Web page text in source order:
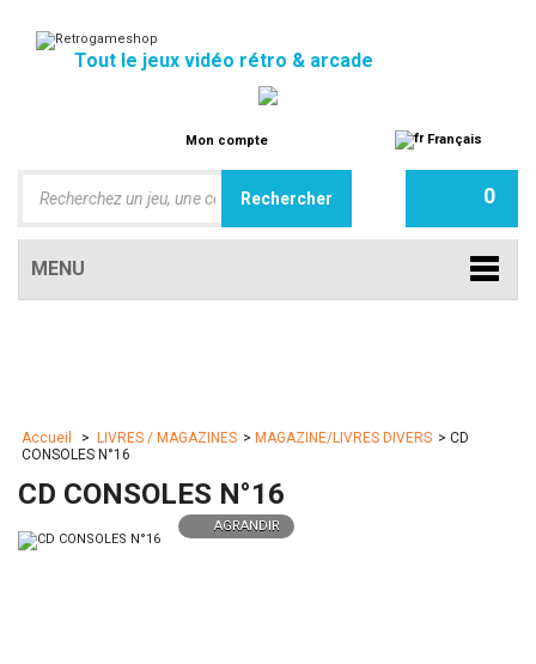
Tout le jeux vidéo rétro & arcade
Mon compte Français
0
MENU
Accueil > LIVRES / MAGAZINES > MAGAZINE/LIVRES DIVERS > CD
CONSOLES N°16
CD CONSOLES N°16
AGRANDIR